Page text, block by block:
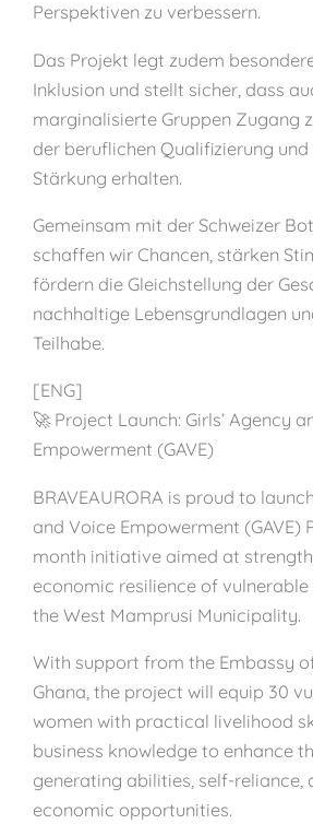
Perspektiven zu verbessern.
Das Projekt legt zudem
Inklusion und stellt sicher, dass
marginalisierte Gruppen Zugang
der beruflichen Qualifizierung
Stärkung erhalten.
Gemeinsam mit der Schweizer
schaffen wir Chancen, stärken
fördern die Gleichstellung der
nachhaltige Lebensgrundlagen
Teilhabe.
[ENG]
🚀 Project Launch: Girls’ Agency
Empowerment (GAVE)
BRAVEAURORA is proud to
and Voice Empowerment (GAVE)
month initiative aimed at
economic resilience of
the West Mamprusi Municipality.
With support from the Embassy
Ghana, the project will equip 30
women with practical livelihood
business knowledge to enhance
generating abilities, self-reliance,
economic opportunities.